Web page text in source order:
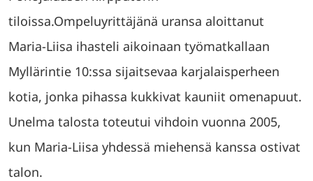
tiloissa.Ompeluyrittäjänä uransa aloittanut
Maria-Liisa ihasteli aikoinaan työmatkallaan
Myllärintie 10:ssa sijaitsevaa karjalaisperheen
kotia, jonka pihassa kukkivat kauniit omenapuut.
Unelma talosta toteutui vihdoin vuonna 2005,
kun Maria-Liisa yhdessä miehensä kanssa ostivat
talon.